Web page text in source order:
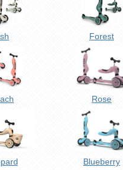
Forest
Rose
Blueberry